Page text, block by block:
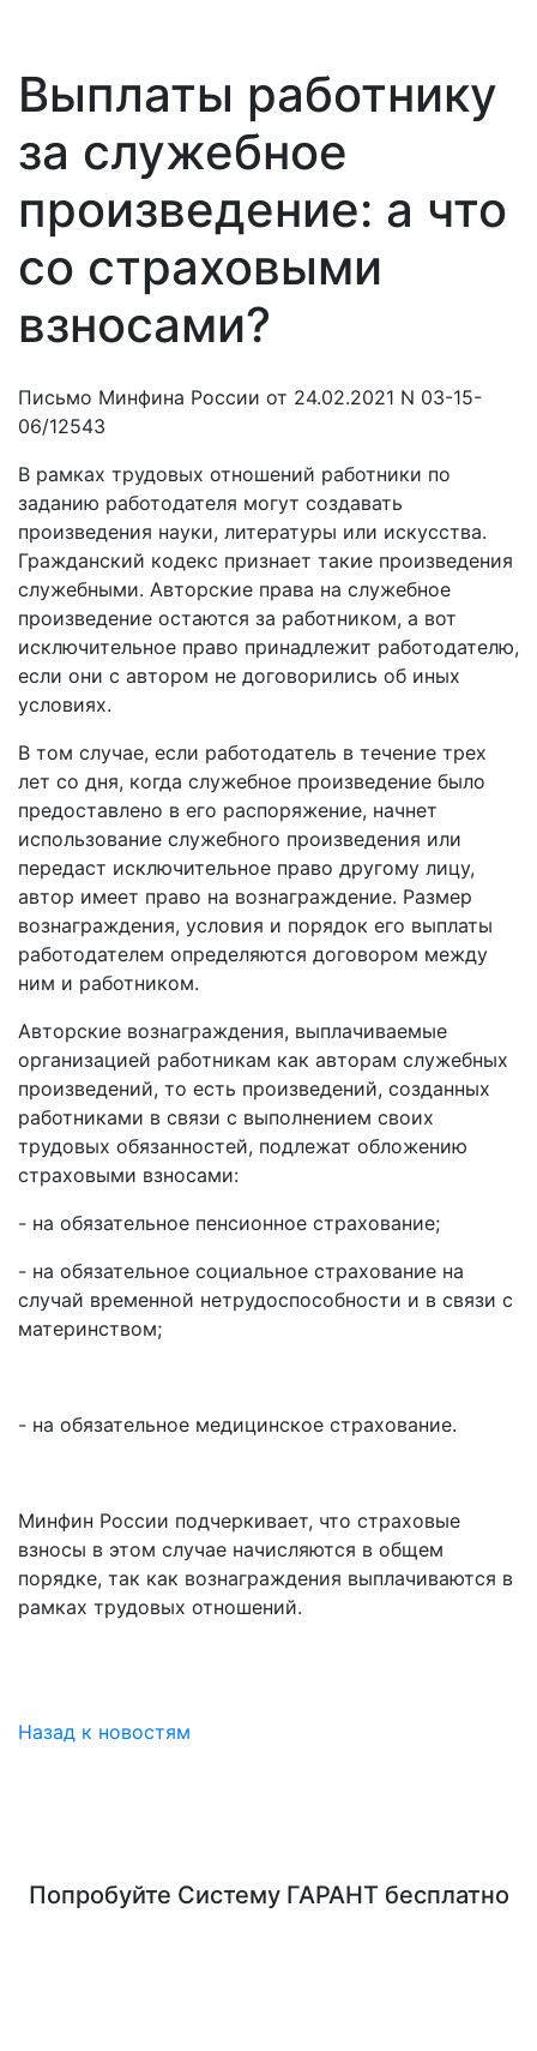
Выплаты работнику
за служебное
произведение: а что
со страховыми
взносами?
Письмо Минфина России от 24.02.2021 N 03-15-
06/12543
В рамках трудовых отношений работники по
заданию работодателя могут создавать
произведения науки, литературы или искусства.
Гражданский кодекс признает такие произведения
служебными. Авторские права на служебное
произведение остаются за работником, а вот
исключительное право принадлежит работодателю,
если они с автором не договорились об иных
условиях.
В том случае, если работодатель в течение трех
лет со дня, когда служебное произведение было
предоставлено в его распоряжение, начнет
использование служебного произведения или
передаст исключительное право другому лицу,
автор имеет право на вознаграждение. Размер
вознаграждения, условия и порядок его выплаты
работодателем определяются договором между
ним и работником.
Авторские вознаграждения, выплачиваемые
организацией работникам как авторам служебных
произведений, то есть произведений, созданных
работниками в связи с выполнением своих
трудовых обязанностей, подлежат обложению
страховыми взносами:
- на обязательное пенсионное страхование;
- на обязательное социальное страхование на
случай временной нетрудоспособности и в связи с
материнством;
- на обязательное медицинское страхование.
Минфин России подчеркивает, что страховые
взносы в этом случае начисляются в общем
порядке, так как вознаграждения выплачиваются в
рамках трудовых отношений.
Назад к новостям
Попробуйте Систему ГАРАНТбесплатно